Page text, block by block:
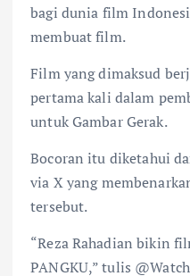
bagi dunia film
membuat film.
Film yang dimaksud
pertama kali dalam
untuk Gambar Gerak.
Bocoran itu diketahui
via X yang
tersebut.
“Reza Rahadian bikin
PANGKU,” tulis